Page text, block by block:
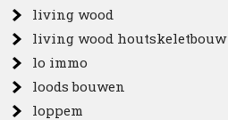
living wood
living wood houtskeletbouw
lo immo
loods bouwen
loppem